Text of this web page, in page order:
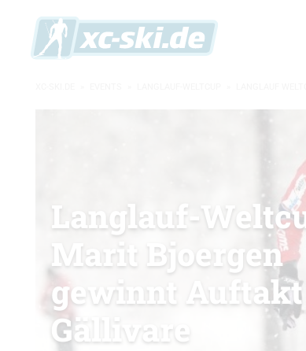
Langlauf-
Marit Bjoergen
gewinnt Auftakt
Gällivare